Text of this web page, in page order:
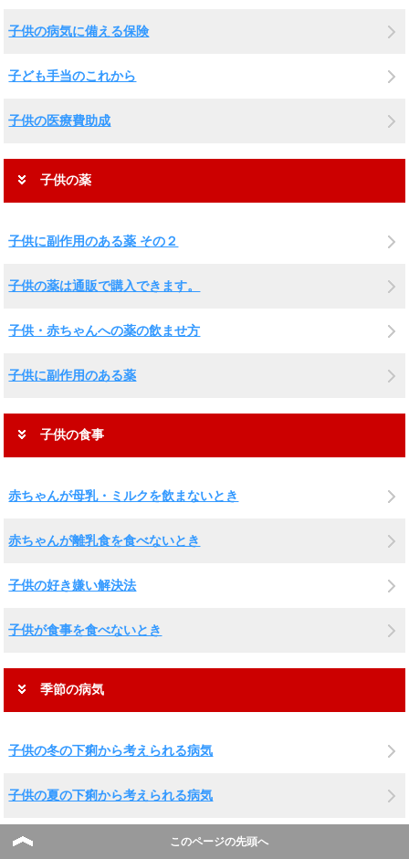
子供の病気に備える保険
子ども手当のこれから
子供の医療費助成
子供の薬
子供に副作用のある薬 その２
子供の薬は通販で購入できます。
子供・赤ちゃんへの薬の飲ませ方
子供に副作用のある薬
子供の食事
赤ちゃんが母乳・ミルクを飲まないとき
赤ちゃんが離乳食を食べないとき
子供の好き嫌い解決法
子供が食事を食べないとき
季節の病気
子供の冬の下痢から考えられる病気
子供の夏の下痢から考えられる病気
風邪かな？ 秋に多い子供の病気このページの先頭へ